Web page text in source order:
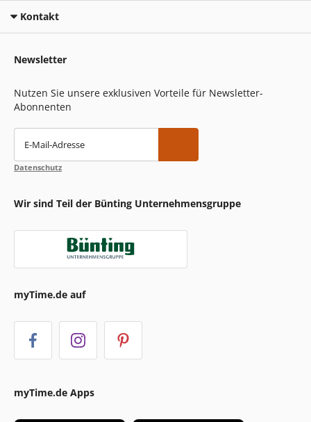
Kontakt
Newsletter
Nutzen Sie unsere exklusiven Vorteile für Newsletter-
Abonnenten
E-Mail-Adresse
Datenschutz
Wir sind Teil der Bünting Unternehmensgruppe
myTime.de auf
myTime.de Apps